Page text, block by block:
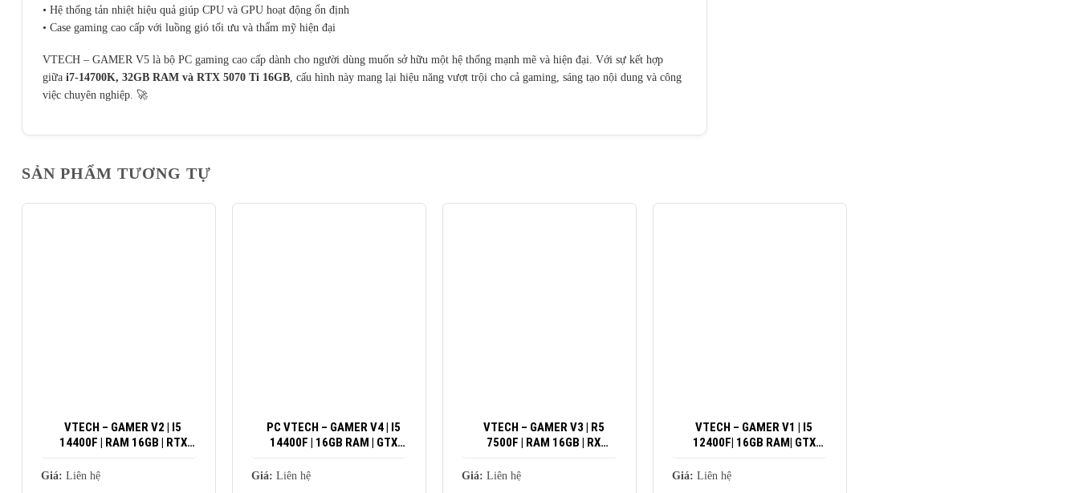
• Hệ thống tản nhiệt hiệu quả giúp CPU và GPU hoạt động ổn định
• Case gaming cao cấp với luồng gió tối ưu và thẩm mỹ hiện đại
VTECH – GAMER V5 là bộ PC gaming cao cấp dành cho người dùng muốn sở hữu một hệ thống mạnh mẽ và hiện đại. Với sự kết hợp
giữa i7-14700K, 32GB RAM và RTX 5070 Ti 16GB, cấu hình này mang lại hiệu năng vượt trội cho cả gaming, sáng tạo nội dung và công
việc chuyên nghiệp. 🚀
SẢN PHẨM TƯƠNG TỰ
VTECH – GAMER V2 | I5
14400F | RAM 16GB | RTX
3060 12GB
Giá: Liên hệ
PC VTECH – GAMER V4 | I5
14400F | 16GB RAM | GTX
1660 SUPER 6GB
Giá: Liên hệ
VTECH – GAMER V3 | R5
7500F | RAM 16GB | RX
9060XT 8GB
Giá: Liên hệ
VTECH – GAMER V1 | I5
12400F| 16GB RAM| GTX
1650 4GB
Giá: Liên hệ